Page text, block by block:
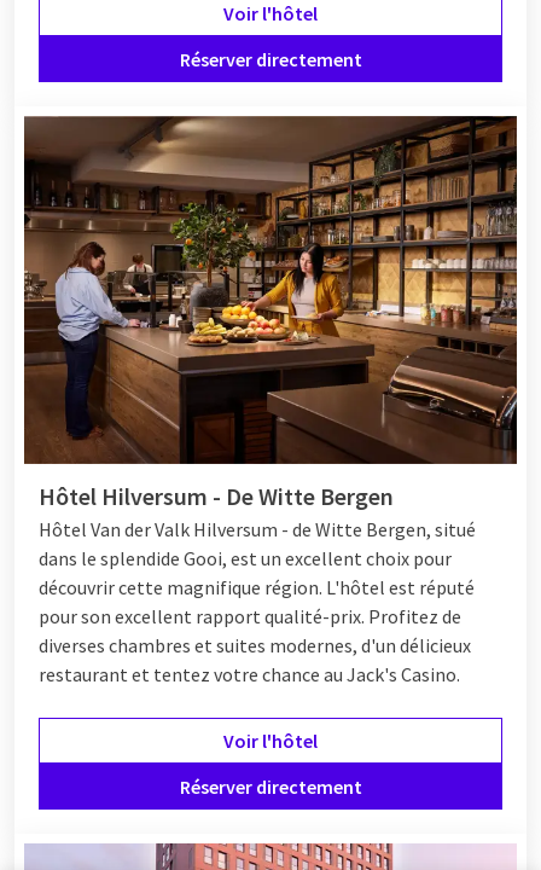
Voir l'hôtel
Réserver directement
Hôtel Hilversum - De Witte Bergen
Hôtel Van der Valk Hilversum - de Witte Bergen, situé
dans le splendide Gooi, est un excellent choix pour
découvrir cette magnifique région. L'hôtel est réputé
pour son excellent rapport qualité-prix. Profitez de
diverses chambres et suites modernes, d'un délicieux
restaurant et tentez votre chance au Jack's Casino.
Voir l'hôtel
Réserver directement